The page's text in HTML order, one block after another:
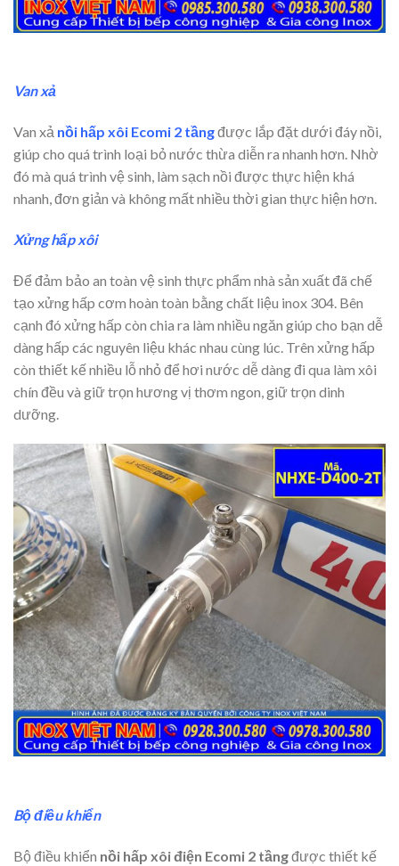
Van xả
Van xả nồi hấp xôi Ecomi 2 tầngđược lắp đặt dưới đáy nồi,
giúp cho quá trình loại bỏ nước thừa diễn ra nhanh hơn. Nhờ
đó mà quá trình vệ sinh, làm sạch nồi được thực hiện khá
nhanh, đơn giản và không mất nhiều thời gian thực hiện hơn.
Xửng hấp xôi
Để đảm bảo an toàn vệ sinh thực phẩm nhà sản xuất đã chế
tạo xửng hấp cơm hoàn toàn bằng chất liệu inox 304. Bên
cạnh đó xửng hấp còn chia ra làm nhiều ngăn giúp cho bạn dễ
dàng hấp các nguyên liệu khác nhau cùng lúc. Trên xửng hấp
còn thiết kế nhiều lỗ nhỏ để hơi nước dễ dàng đi qua làm xôi
chín đều và giữ trọn hương vị thơm ngon, giữ trọn dinh
dưỡng.
Bộ điều khiển
Bộ điều khiển nồi hấp xôi điện Ecomi 2 tầngđược thiết kế